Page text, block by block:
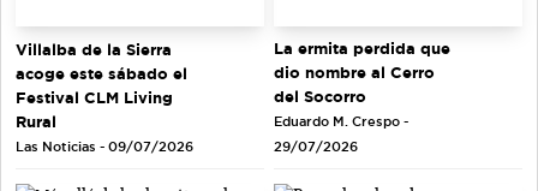
Villalba de la Sierra
acoge este sábado el
Festival CLM Living
Rural
Las Noticias - 09/07/2026
La ermita perdida que
dio nombre al Cerro
del Socorro
Eduardo M. Crespo -
29/07/2026